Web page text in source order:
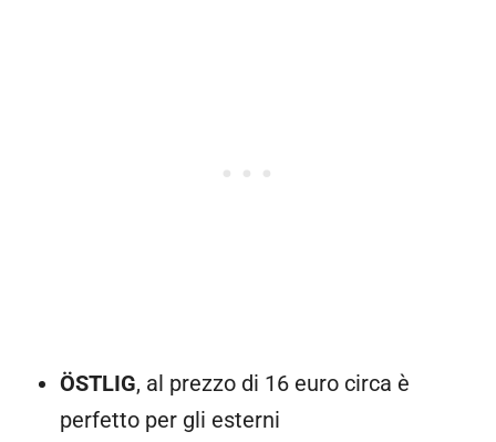
ÖSTLIG, al prezzo di 16 euro circa è
perfetto per gli esterni